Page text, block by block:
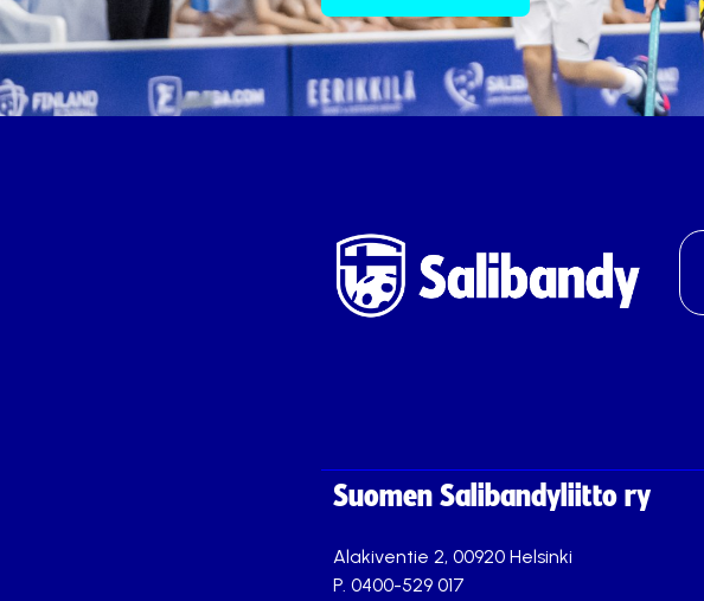
Suomen Salibandyliitto ry
Alakiventie 2, 00920 Helsinki
P. 0400-529 017